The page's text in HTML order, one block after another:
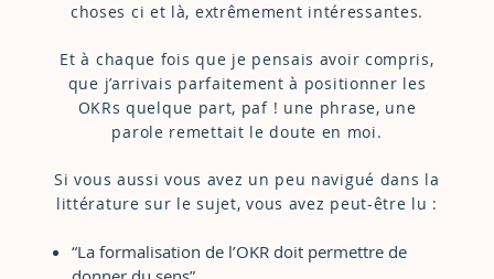
choses ci et là, extrêmement intéressantes.
Et à chaque fois que je pensais avoir compris,
que j’arrivais parfaitement à positionner les
OKRs quelque part, paf ! une phrase, une
parole remettait le doute en moi.
Si vous aussi vous avez un peu navigué dans la
littérature sur le sujet, vous avez peut-être lu :
“La formalisation de l’OKR doit permettre de